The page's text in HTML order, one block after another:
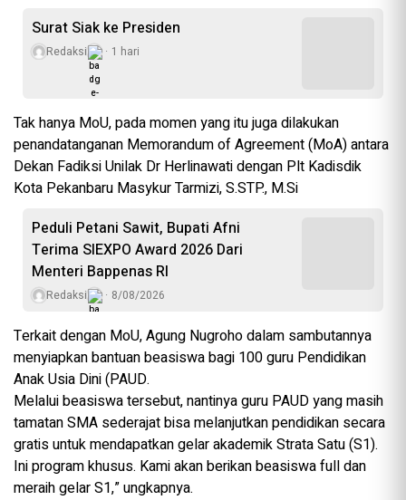
Surat Siak ke Presiden
Redaksi 1 hari
Tak hanya MoU, pada momen yang itu juga dilakukan
penandatanganan Memorandum of Agreement (MoA) antara
Dekan Fadiksi Unilak Dr Herlinawati dengan Plt Kadisdik
Kota Pekanbaru Masykur Tarmizi, S.STP., M.Si
Peduli Petani Sawit, Bupati Afni
Terima SIEXPO Award 2026 Dari
Menteri Bappenas RI
Redaksi 8/08/2026
Terkait dengan MoU, Agung Nugroho dalam sambutannya
menyiapkan bantuan beasiswa bagi 100 guru Pendidikan
Anak Usia Dini (PAUD.
Melalui beasiswa tersebut, nantinya guru PAUD yang masih
tamatan SMA sederajat bisa melanjutkan pendidikan secara
gratis untuk mendapatkan gelar akademik Strata Satu (S1).
Ini program khusus. Kami akan berikan beasiswa full dan
meraih gelar S1,” ungkapnya.